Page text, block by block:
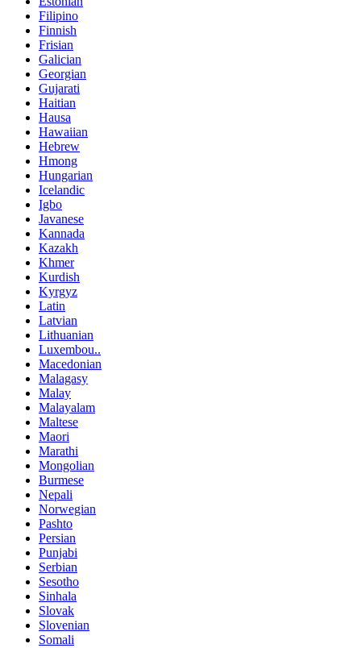
Filipino
Finnish
Frisian
Galician
Georgian
Gujarati
Haitian
Hausa
Hawaiian
Hebrew
Hmong
Hungarian
Icelandic
Igbo
Javanese
Kannada
Kazakh
Khmer
Kurdish
Kyrgyz
Latin
Latvian
Lithuanian
Luxembou..
Macedonian
Malagasy
Malay
Malayalam
Maltese
Maori
Marathi
Mongolian
Burmese
Nepali
Norwegian
Pashto
Persian
Punjabi
Serbian
Sesotho
Sinhala
Slovak
Slovenian
Somali